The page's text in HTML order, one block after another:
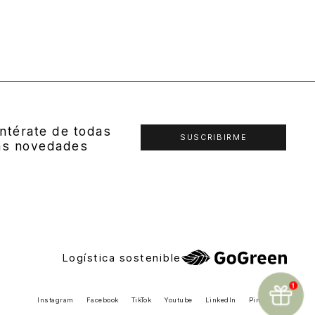
de todas
novedades
SUSCRIBIRME
Logística sostenible
Instagram Facebook TikTok Youtube LinkedIn Pinterest